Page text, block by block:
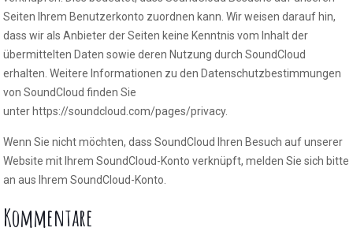
Seiten Ihrem Benutzerkonto zuordnen kann. Wir weisen darauf hin,
dass wir als Anbieter der Seiten keine Kenntnis vom Inhalt der
übermittelten Daten sowie deren Nutzung durch SoundCloud
erhalten. Weitere Informationen zu den Datenschutzbestimmungen
von SoundCloud finden Sie
unter https://soundcloud.com/pages/privacy.
Wenn Sie nicht möchten, dass SoundCloud Ihren Besuch auf unserer
Website mit Ihrem SoundCloud-Konto verknüpft, melden Sie sich bitte
an aus Ihrem SoundCloud-Konto.
Kommentare